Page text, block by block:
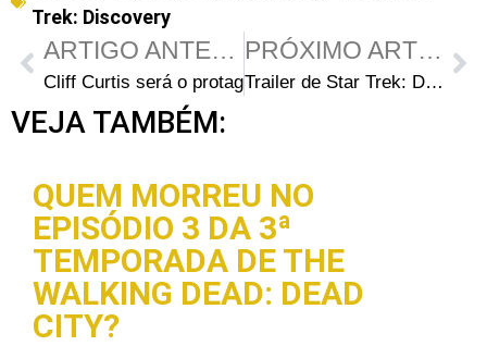
Trek: Discovery
ARTIGO ANTERIOR
Cliff Curtis será o protagonista dos quatro próximos
PRÓXIMO ARTIGO
Trailer de Star Trek: Discovery com Sonequa Martin-Green
VEJA TAMBÉM:
QUEM MORREU NO
EPISÓDIO 3 DA 3ª
TEMPORADA DE THE
WALKING DEAD: DEAD
CITY?